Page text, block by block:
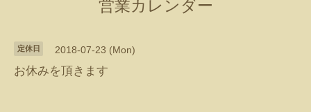
営業カレンダー
定休日 2018-07-23 (Mon)
お休みを頂きます